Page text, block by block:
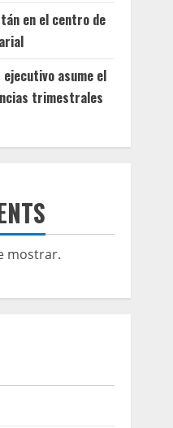
en el centro de
asume el
trimestrales
mostrar.